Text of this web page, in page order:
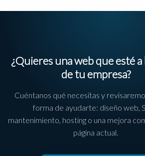
¿Quieres una web que esté
de tu empresa?
Cuéntanos qué necesitas y
forma de ayudarte: diseño web,
mantenimiento, hosting o una mejora
página actual.